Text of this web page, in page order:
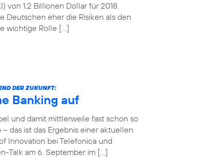
von 1,2 Billionen Dollar für 2018.
Deutschen eher die Risiken als den
wichtige Rolle […]
DER ZUKUNFT:
Banking auf
und damit mittlerweile fast schon so
das ist das Ergebnis einer aktuellen
Innovation bei Telefonica und
Talk am 6. September im […]